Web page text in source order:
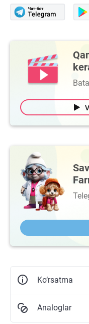
Ko‘rsatma
Analoglar